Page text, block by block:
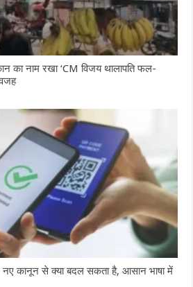
का नाम रखा ‘CM विजय थालापति फल-
नए कानून से क्या बदल सकता है, आसान भाषा में